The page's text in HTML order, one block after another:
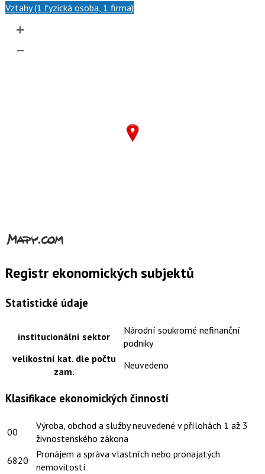
Vztahy (1 fyzická osoba, 1 firma)
+
–
Registr ekonomických subjektů
Statistické údaje
institucionální sektor
Národní soukromé nefinanční
podniky
velikostní kat. dle počtu
zam.
Neuvedeno
Klasifikace ekonomických činností
00
Výroba, obchod a služby neuvedené v přílohách 1 až 3
živnostenského zákona
6820
Pronájem a správa vlastních nebo pronajatých
nemovitostí